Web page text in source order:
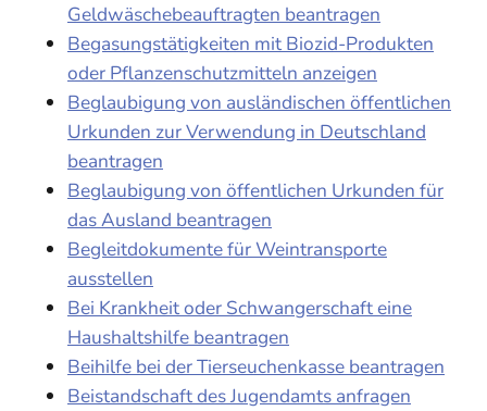
Geldwäschebeauftragten beantragen
Begasungstätigkeiten mit Biozid-Produkten
oder Pflanzenschutzmitteln anzeigen
Beglaubigung von ausländischen öffentlichen
Urkunden zur Verwendung in Deutschland
beantragen
Beglaubigung von öffentlichen Urkunden für
das Ausland beantragen
Begleitdokumente für Weintransporte
ausstellen
Bei Krankheit oder Schwangerschaft eine
Haushaltshilfe beantragen
Beihilfe bei der Tierseuchenkasse beantragen
Beistandschaft des Jugendamts anfragen